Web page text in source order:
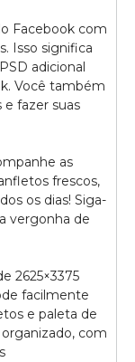
Facebook com
Isso significa
adicional
Você também
e fazer suas
as
frescos,
os dias! Siga-
vergonha de
2625×3375
facilmente
e paleta de
com